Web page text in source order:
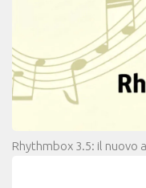
Rhythmbox 3.5: il